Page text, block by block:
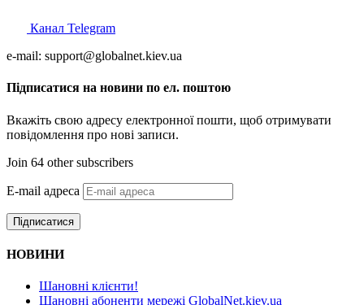
Канал Telegram
e-mail: support@globalnet.kiev.ua
Підписатися на новини по ел. поштою
Вкажіть свою адресу електронної пошти, щоб отримувати
повідомлення про нові записи.
Join 64 other subscribers
E-mail адреса
Підписатися
НОВИНИ
Шановні клієнти!
Шановні абоненти мережі GlobalNet.kiev.ua